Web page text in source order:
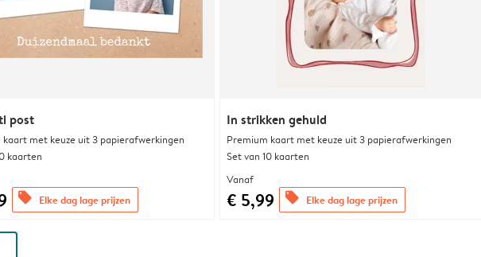
post
kaart met keuze uit 3 papierafwerkingen
kaarten
offers Elke dag lage prijzen
In strikken gehuld
Premium kaart met keuze uit 3 papierafwerkingen
Set van 10 kaarten
Vanaf
€ 5,99 offers Elke dag lage prijzen